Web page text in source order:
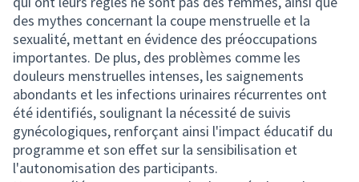
des mythes concernant la coupe menstruelle et la
sexualité, mettant en évidence des préoccupations
importantes. De plus, des problèmes comme les
douleurs menstruelles intenses, les saignements
abondants et les infections urinaires récurrentes ont
été identifiés, soulignant la nécessité de suivis
gynécologiques, renforçant ainsi l'impact éducatif du
programme et son effet sur la sensibilisation et
l'autonomisation des participants.